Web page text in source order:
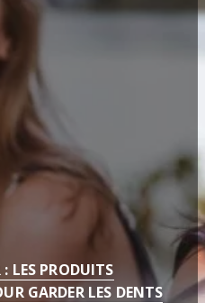
LES PRODUITS
GARDER LES DENTS